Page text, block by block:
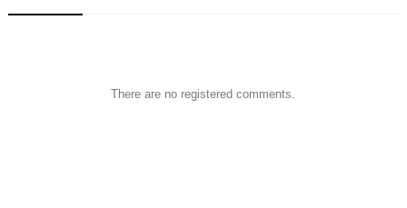
There are no registered comments.